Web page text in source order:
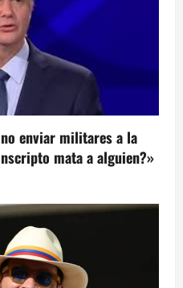
enviar militares a la
mata a alguien?»